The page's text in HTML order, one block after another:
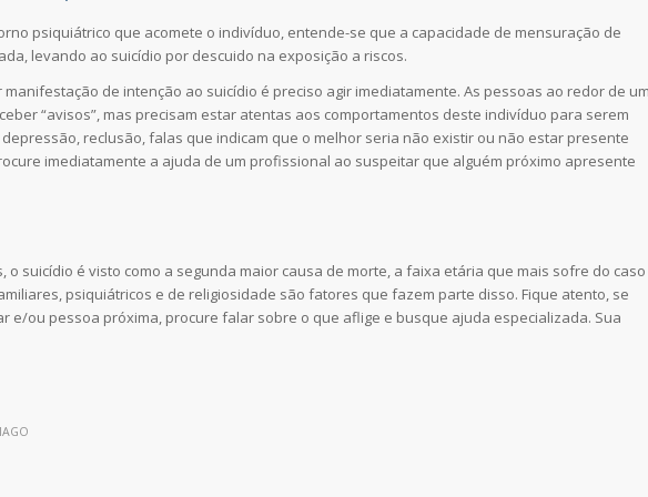
psiquiátrico que acomete o indivíduo, entende-se que a capacidade de mensuração de
levando ao suicídio por descuido na exposição a riscos.
de intenção ao suicídio é preciso agir imediatamente. As pessoas ao redor de
“avisos”, mas precisam estar atentas aos comportamentos deste indivíduo para serem
reclusão, falas que indicam que o melhor seria não existir ou não estar presente
imediatamente a ajuda de um profissional ao suspeitar que alguém próximo apresente
o suicídio é visto como a segunda maior causa de morte, a faixa etária que mais sofre do caso
psiquiátricos e de religiosidade são fatores que fazem parte disso. Fique atento, se
e/ou pessoa próxima, procure falar sobre o que aflige e busque ajuda especializada. Sua